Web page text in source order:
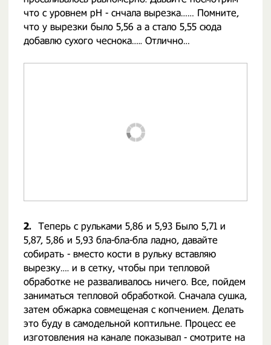
что с уровнем pH - снчала вырезка…… Помните,
что у вырезки было 5,56 а а стало 5,55 сюда
добавлю сухого чеснока….. Отлично…
2. Теперь с рульками 5,86 и 5,93 Было 5,71 и
5,87, 5,86 и 5,93 бла-бла-бла ладно, давайте
собирать - вместо кости в рульку вставляю
вырезку…. и в сетку, чтобы при тепловой
обработке не разваливалось ничего. Все, пойдем
заниматься тепловой обработкой. Сначала сушка,
затем обжарка совмещеная с копчением. Делать
это буду в самодельной коптильне. Процесс ее
изготовления на канале показывал - смотрите на